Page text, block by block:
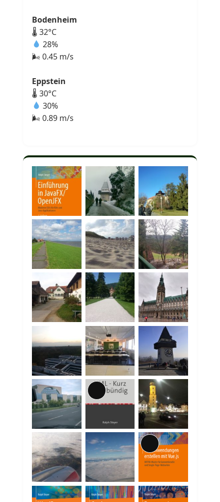
Bodenheim
🌡 32°C
28%
🌬 0.45 m/s
Eppstein
🌡 30°C
30%
🌬 0.89 m/s
Lange
Beschreibung
Lange
Beschreibung